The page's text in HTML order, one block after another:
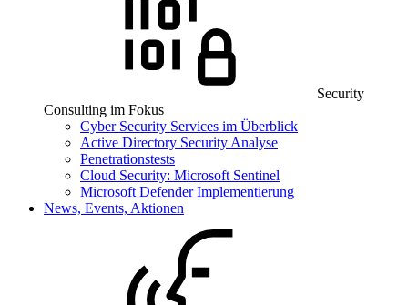
Security
Consulting im Fokus
Cyber Security Services im Überblick
Active Directory Security Analyse
Penetrationstests
Cloud Security: Microsoft Sentinel
Microsoft Defender Implementierung
News, Events, Aktionen